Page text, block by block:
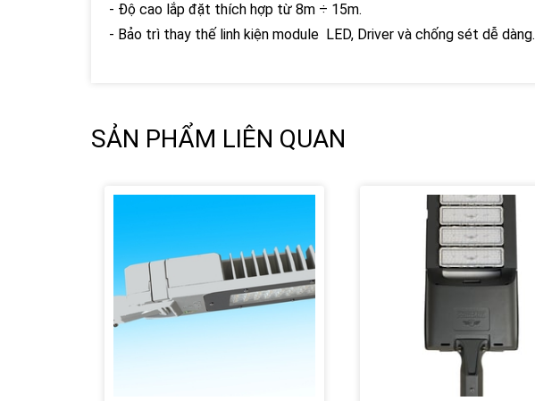
- Độ cao lắp đặt thích hợp từ 8m ÷ 15m.
- Bảo trì thay thế linh kiện module LED, Driver và chống sét dễ dàng.
SẢN PHẨM LIÊN QUAN